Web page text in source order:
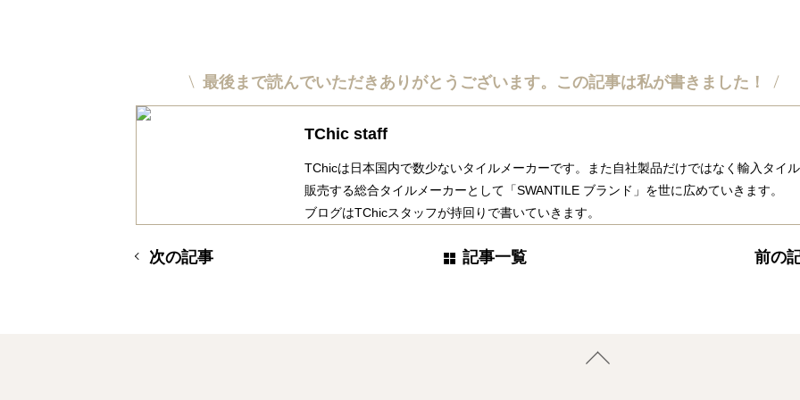
最後まで読んでいただきありがとうございます。 この記事は私が書きました！
TChic staff
TChicは日本国内で数少ないタイルメーカーです。また自社製品だけではなく輸入タイ
販売する総合タイルメーカーとして「SWANTILE ブランド」を世に広めていきます。
ブログはTChicスタッフが持回りで書いていきます。
次の記事 記事一覧 前の